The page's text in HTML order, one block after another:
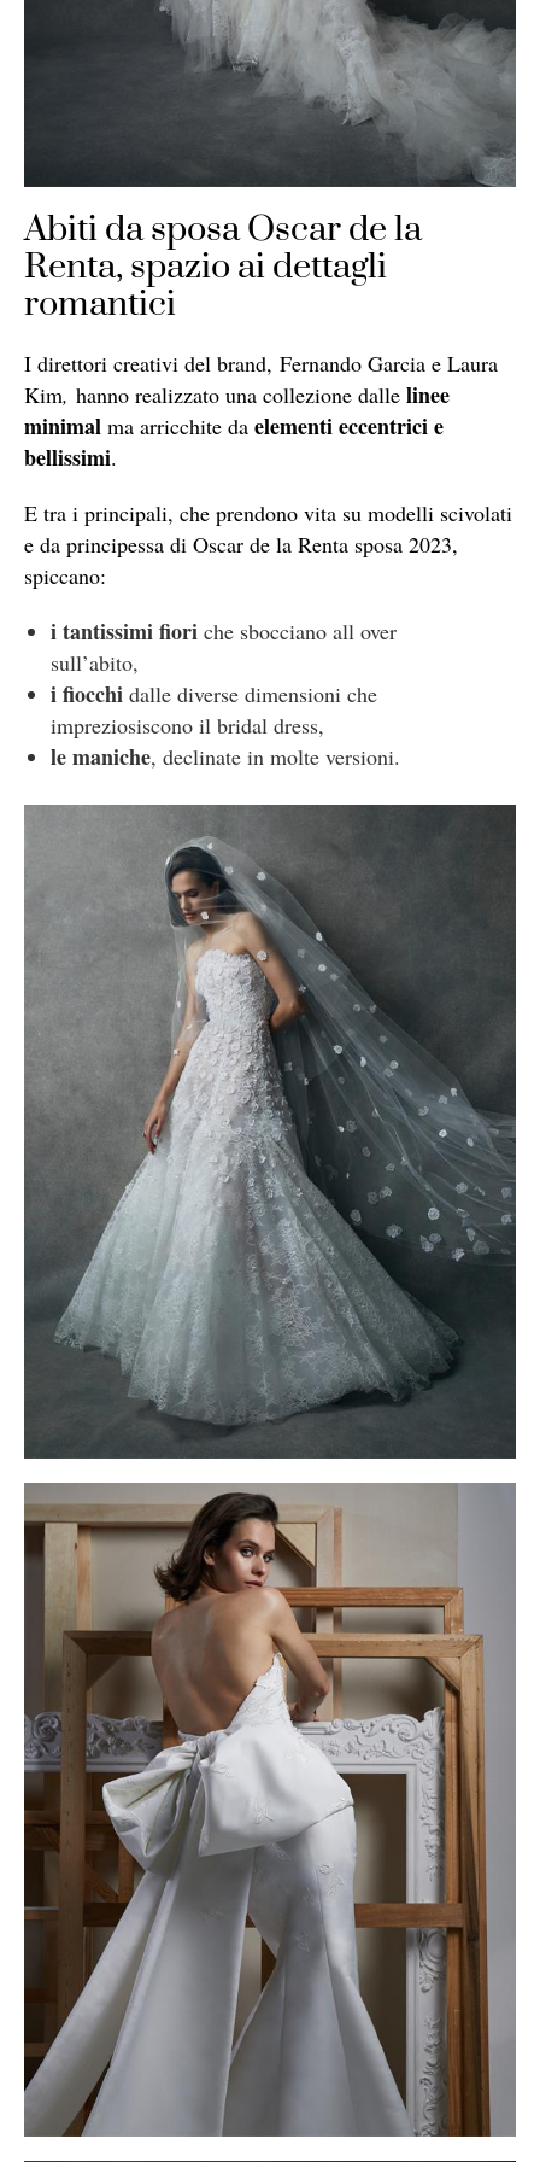
Abiti da sposa Oscar de la
Renta, spazio ai dettagli
romantici
I direttori creativi del brand, Fernando Garcia e Laura
Kim, hanno realizzato una collezione dalle linee
minimal ma arricchite da elementi eccentrici e
bellissimi.
E tra i principali, che prendono vita su modelli scivolati
e da principessa di Oscar de la Renta sposa 2023,
spiccano:
i tantissimi fioriche sbocciano all over
sull’abito,
i fiocchidalle diverse dimensioni che
impreziosiscono il bridal dress,
le maniche, declinate in molte versioni.